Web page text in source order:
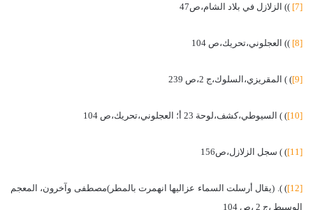
[7] )) الزلازل في بلاد الشام،ص47
[8] )) العجلوني،تحريك،ص 104
[9] ) ) المقريزي،السلوك،ج 2،ص 239
[10] ) ) السيوطي،كشف،لوحة 23 أ؛ العجلوني،تحريك،ص 104
[11] ) ) سجل الزلازل،ص156
[12]
) ). (يقال أرسلت السماء عزاليها انهمرت بالمطر)مصطفى وآخرون، المعجم
الوسيط ،ج 2 ،ص 104